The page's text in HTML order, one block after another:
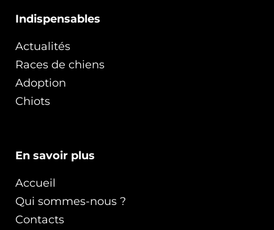
Indispensables
Actualités
Races de chiens
Adoption
Chiots
En savoir plus
Accueil
Qui sommes-nous ?
Contacts